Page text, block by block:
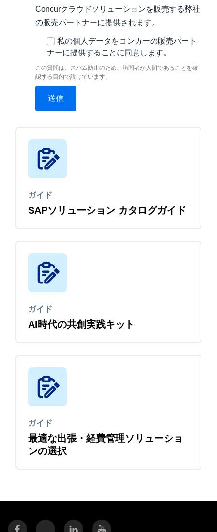
Concurクラウドソリューションを販売する弊社
の販売パートナーに提供されます。
私の個人データをコンカーの販売パート
ナーに提供することに同意します。
この質問は、スパム防止のため、訪問者が人間であることを確
認する目的で設けています。
ガイド
SAPソリューション カタログガイド
ガイド
AI時代の共創実践キット
ガイド
最適な出張・経費管理ソリューショ
ンの選択